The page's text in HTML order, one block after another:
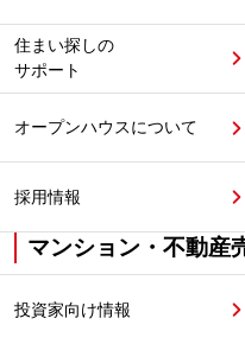
住まい探しの
サポート
オープンハウスについて
採用情報
マンション・不動産
投資家向け情報